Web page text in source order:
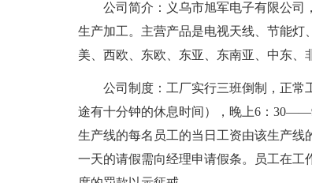
公司简介：义乌市旭军电子有限公司
生产加工。主营产品是电视天线、节能
美、西欧、东欧、东亚、东南亚、中东、
公司制度：工厂实行三班倒制，正
途有十分钟的休息时间），晚上6：
生产线的每名员工的当日工资由该生产线
一天的请假需向经理申请假条。员工在